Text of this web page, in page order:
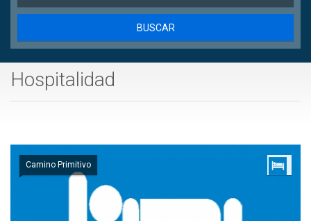
Hospitalidad
Camino Primitivo